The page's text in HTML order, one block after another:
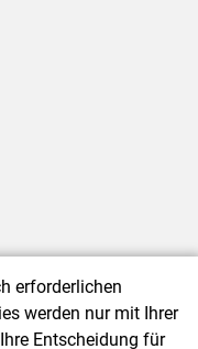
|Barrierefreiheit|
erforderlichen
werden nur mit Ihrer
Entscheidung für